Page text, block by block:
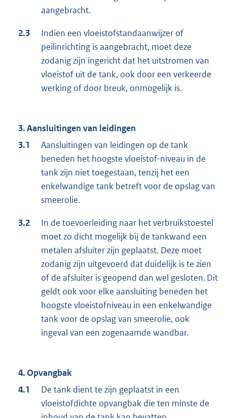
aangebracht.
2.3
Indien een vloeistofstandaanwijzer of
peilinrichting is aangebracht, moet deze
zodanig zijn ingericht dat het uitstromen van
vloeistof uit de tank, ook door een verkeerde
werking of door breuk, onmogelijk is.
3. Aansluitingen van leidingen
3.1
Aansluitingen van leidingen op de tank
beneden het hoogste vloeistof-niveau in de
tank zijn niet toegestaan, tenzij het een
enkelwandige tank betreft voor de opslag van
smeerolie.
3.2
In de toevoerleiding naar het verbruikstoestel
moet zo dicht mogelijk bij de tankwand een
metalen afsluiter zijn geplaatst. Deze moet
zodanig zijn uitgevoerd dat duidelijk is te zien
of de afsluiter is geopend dan wel gesloten. Dit
geldt ook voor elke aansluiting beneden het
hoogste vloeistofniveau in een enkelwandige
tank voor de opslag van smeerolie, ook
ingeval van een zogenaamde wandbar.
4. Opvangbak
4.1
De tank dient te zijn geplaatst in een
vloeistofdichte opvangbak die ten minste de